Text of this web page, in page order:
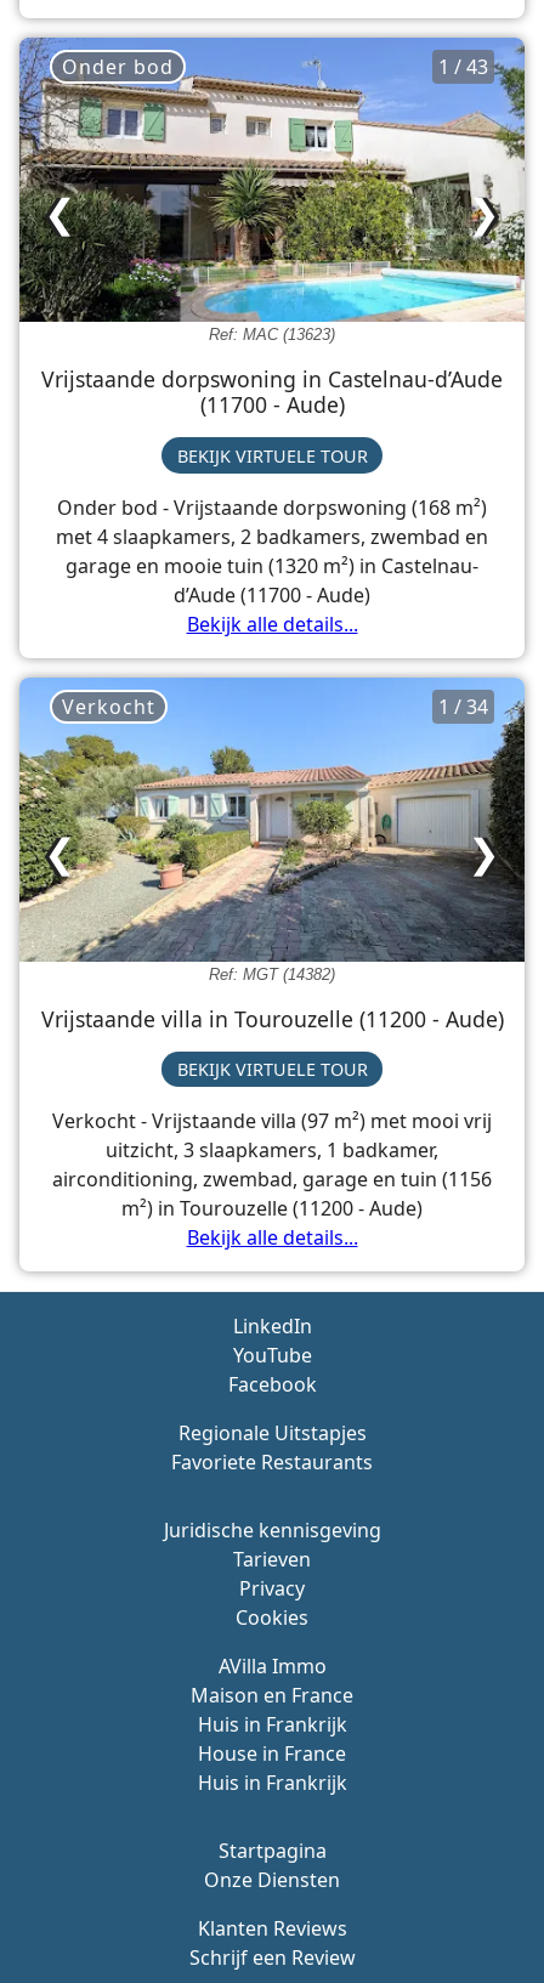
Ref: MAC (13623)
1 / 43
❯
❮
Onder bod
Vrijstaande dorpswoning in Castelnau-d’Aude
(11700 - Aude)
BEKIJK VIRTUELE TOUR
Onder bod - Vrijstaande dorpswoning (168 m²)
met 4 slaapkamers, 2 badkamers, zwembad en
garage en mooie tuin (1320 m²) in Castelnau-
d’Aude (11700 - Aude)
Bekijk alle details...
Ref: MGT (14382)
1 / 34
❯
❮
Verkocht
Vrijstaande villa in Tourouzelle (11200 - Aude)
BEKIJK VIRTUELE TOUR
Verkocht - Vrijstaande villa (97 m²) met mooi vrij
uitzicht, 3 slaapkamers, 1 badkamer,
airconditioning, zwembad, garage en tuin (1156
m²) in Tourouzelle (11200 - Aude)
Bekijk alle details...
Juridische kennisgeving
Tarieven
Privacy
Cookies
AVilla Immo
Maison en France
Huis in Frankrijk
House in France
Huis in Frankrijk
Startpagina
Onze Diensten
Klanten Reviews
Schrijf een Review
LinkedIn
YouTube
Facebook
Regionale Uitstapjes
Favoriete Restaurants